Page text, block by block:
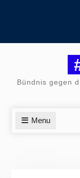
Bündnis gegen
Menu